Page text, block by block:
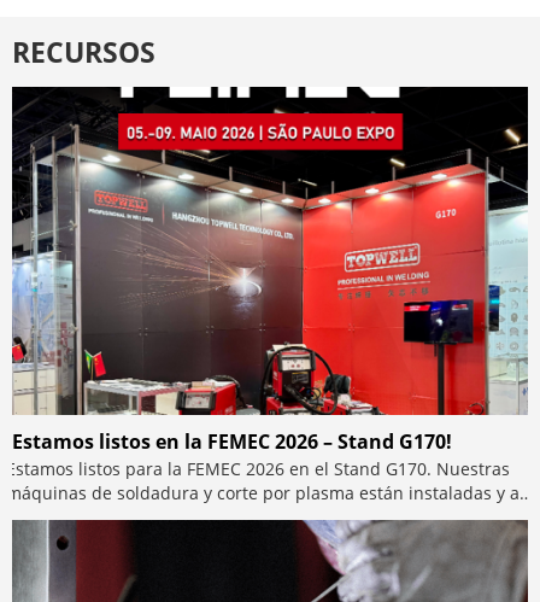
RECURSOS
¡Estamos listos en la FEMEC 2026 – Stand G170!
Estamos listos para la FEMEC 2026 en el Stand G170. Nuestras
máquinas de soldadura y corte por plasma están instaladas y a
la espera de su visita. Contamos con equipos en exhibición,
hojas técnicas disponibles y atención personalizada en el lugar.
Ven a conversar directamente sobre soluciones de soldadura y
corte por plasma diseñadas para trabajar para usted.